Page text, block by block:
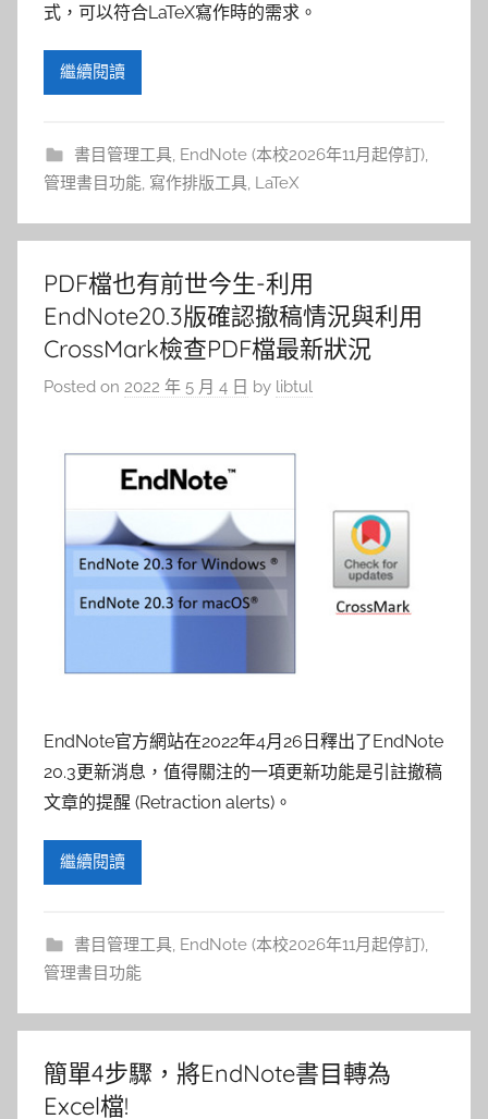
式，可以符合LaTeX寫作時的需求。
繼續閱讀
書目管理工具, EndNote (本校2026年11月起停訂),
管理書目功能, 寫作排版工具, LaTeX
PDF檔也有前世今生-利用
EndNote20.3版確認撤稿情況與利用
CrossMark檢查PDF檔最新狀況
Posted on 2022 年 5 月 4 日 by libtul
EndNote官方網站在2022年4月26日釋出了EndNote
20.3更新消息，值得關注的一項更新功能是引註撤稿
文章的提醒 (Retraction alerts)。
繼續閱讀
書目管理工具, EndNote (本校2026年11月起停訂),
管理書目功能
簡單4步驟，將EndNote書目轉為
Excel檔!